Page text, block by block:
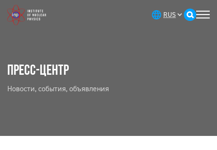
ПРЕСС-ЦЕНТР
Новости, события, объявления